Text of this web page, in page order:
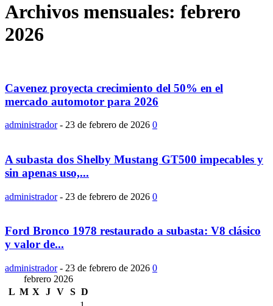
Archivos mensuales: febrero
2026
Cavenez proyecta crecimiento del 50% en el
mercado automotor para 2026
administrador - 23 de febrero de 2026 0
A subasta dos Shelby Mustang GT500 impecables y
sin apenas uso,...
administrador - 23 de febrero de 2026 0
Ford Bronco 1978 restaurado a subasta: V8 clásico
y valor de...
administrador - 23 de febrero de 2026 0
febrero 2026
L M X J V S D